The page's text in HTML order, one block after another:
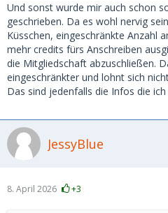
Und sonst wurde mir auch schon
geschrieben. Da es wohl nervig
Küsschen, eingeschränkte Anzahl
mehr credits fürs Anschreiben
die Mitgliedschaft abzuschließen.
eingeschränkter und lohnt sich
Das sind jedenfalls die Infos die
JessyBlue
8. April 2026 +3